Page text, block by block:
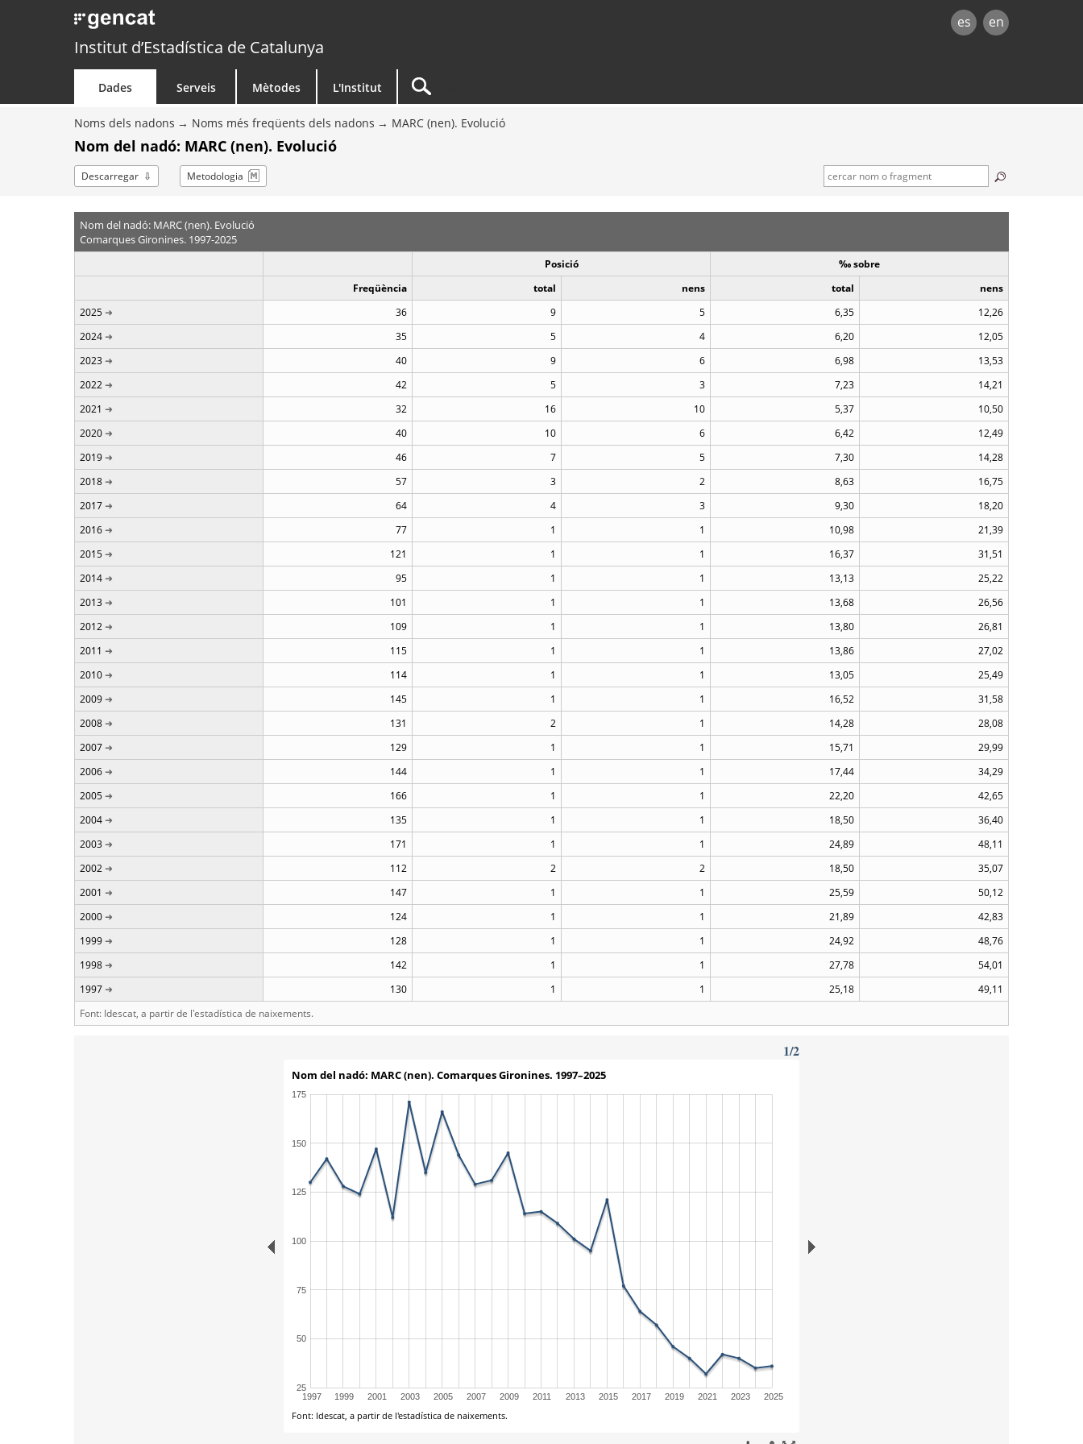
es en
Institut d’Estadística de Catalunya
Dades Serveis Mètodes L'Institut
Noms dels nadons Noms més freqüents dels nadons MARC (nen). Evolució
Nom del nadó: MARC (nen). Evolució
Descarregar Metodologia
Nom del nadó: MARC (nen). Evolució
Comarques Gironines. 1997-2025
Posició
‰ sobre
Freqüència
total nens total
nens
2025
36 9 5 6,35
12,26
2024
35 5 4 6,20
12,05
2023
40 9 6 6,98
13,53
2022
42 5 3 7,23
14,21
2021
32 16 10 5,37
10,50
2020
40 10 6 6,42
12,49
2019
46 7 5 7,30
14,28
2018
57 3 2 8,63
16,75
2017
64 4 3 9,30
18,20
2016
77 1 1 10,98
21,39
2015
121 1 1 16,37
31,51
2014
95 1 1 13,13
25,22
2013
101 1 1 13,68
26,56
2012
109 1 1 13,80
26,81
2011
115 1 1 13,86
27,02
2010
114 1 1 13,05
25,49
2009
145 1 1 16,52
31,58
2008
131 2 1 14,28
28,08
2007
129 1 1 15,71
29,99
2006
144 1 1 17,44
34,29
2005
166 1 1 22,20
42,65
2004
135 1 1 18,50
36,40
2003
171 1 1 24,89
48,11
2002
112 2 2 18,50
35,07
2001
147 1 1 25,59
50,12
2000
124 1 1 21,89
42,83
1999
128 1 1 24,92
48,76
1998
142 1 1 27,78
54,01
1997
130 1 1 25,18
49,11
Font: Idescat, a partir de l'estadística de naixements.